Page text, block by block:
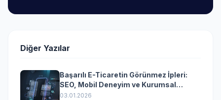
Diğer Yazılar
Başarılı E-Ticaretin Görünmez İpleri:
SEO, Mobil Deneyim ve Kurumsal
Yazılımın Kazandıran Senkronizasyonu
03.01.2026